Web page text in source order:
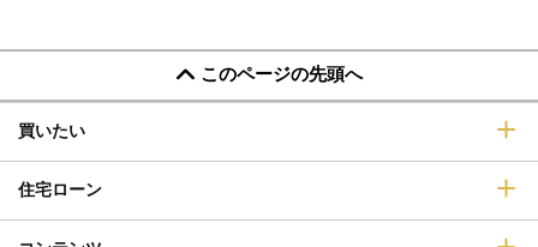
このページの先頭へ
買いたい
住宅ローン